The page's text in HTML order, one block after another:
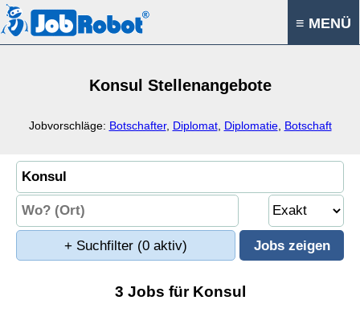
≡ MENÜ
Konsul Stellenangebote
Jobvorschläge: Botschafter, Diplomat, Diplomatie, Botschaft
+ Suchfilter (0 aktiv)
3 Jobs für Konsul